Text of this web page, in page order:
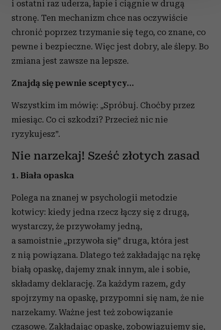
Wykorzystujemy pliki cookie do spersonalizowania treści
i reklam, aby oferować funkcje społecznościowe i
analizować ruch w naszej witrynie. Informacje o tym, jak
korzystasz z naszej witryny, udostępniamy partnerom
społecznościowym, reklamowym i analitycznym.
Partnerzy mogą połączyć te informacje z innymi danymi
korzystania z ich usług.
i ostatni raz uderza, łapie i ciągnie w drugą
stronę. Ten mechanizm chce nas oczywiście
chronić poprzez trzymanie się tego, co znane, co
pewne i bezpieczne. Więc jest dobry, ale ślepy. Bo
zmiana jest zawsze na lepsze.
Znajdą się pewnie sceptycy…
Wszystkim im mówię: „Spróbuj. Choćby przez
miesiąc. Co ci szkodzi? Przecież nic nie
ryzykujesz”.
Nie narzekaj! Sześć złotych zasad
1. Biała opaska
Polega na znanej w psychologii metodzie
kotwicy: kiedy jedna rzecz łączy się z drugą,
wystarczy, że przywołamy jedną,
a samoistnie „przywoła się” druga, która jest
z nią powiązana. Dlatego też zakładając na rękę
białą opaskę, dajemy znak innym, ale i sobie,
składamy deklarację. Za każdym razem, gdy
spojrzymy na opaskę, przypomni się nam, że nie
narzekamy. Ważne jest też zobowiązanie
czasowe. Zakładając opaskę, zobowiązujemy się,